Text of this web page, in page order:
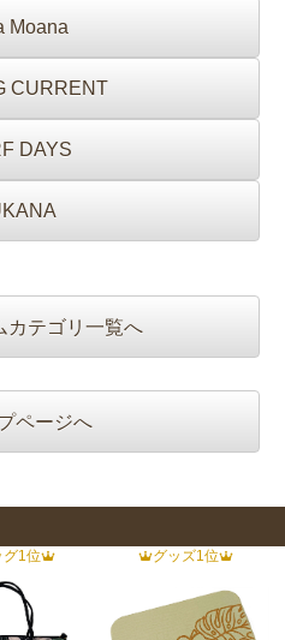
Moana
CURRENT
DAYS
カテゴリ一覧へ
ページへ
グ1位 グッズ1位